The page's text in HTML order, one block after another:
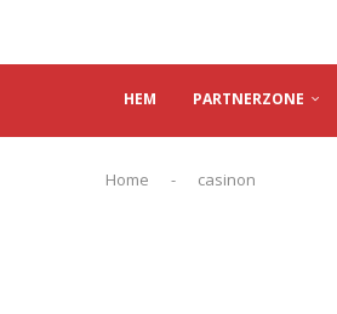
HEM PARTNERZONE
Home - casinon